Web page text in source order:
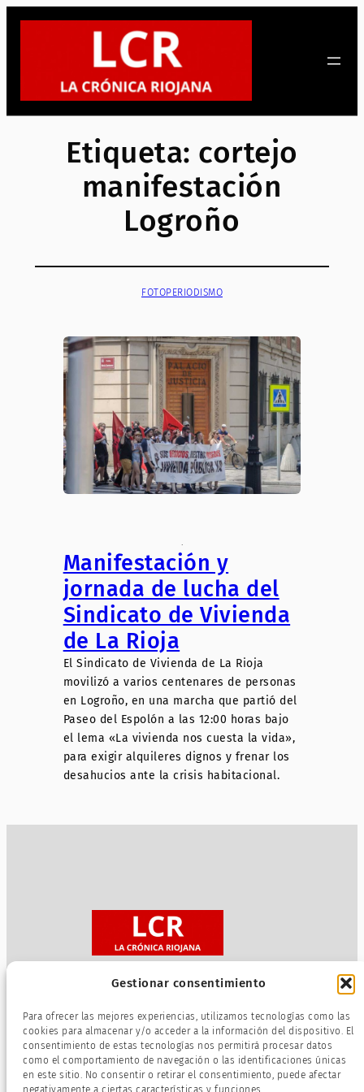
Gestionar consentimiento
Para ofrecer las mejores experiencias, utilizamos tecnologías como las
cookies para almacenar y/o acceder a la información del dispositivo. El
consentimiento de estas tecnologías nos permitirá procesar datos
como el comportamiento de navegación o las identificaciones únicas
en este sitio. No consentir o retirar el consentimiento, puede afectar
negativamente a ciertas características y funciones.
Saltar
Etiqueta: cortejo
manifestación
Logroño
FOTOPERIODISMO
.
Manifestación y
jornada de lucha del
Sindicato de Vivienda
de La Rioja
El Sindicato de Vivienda de La Rioja
movilizó a varios centenares de personas
en Logroño, en una marcha que partió del
Paseo del Espolón a las 12:00 horas bajo
el lema «La vivienda nos cuesta la vida»,
para exigir alquileres dignos y frenar los
desahucios ante la crisis habitacional.
Política de privacidad
Términos de servicio
Política de cookies